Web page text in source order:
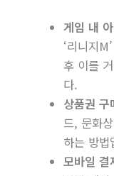
게임 내
‘리니지
후 이를
다.
상품권
드, 문화
하는 방법
모바일 결